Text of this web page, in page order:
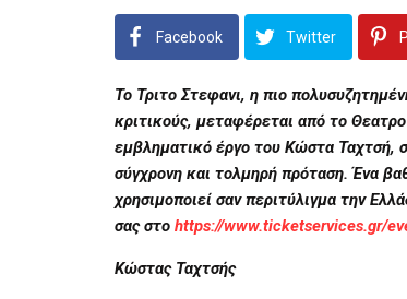
Facebook Twitter
Το Τριτο Στεφανι, η πιο
κριτικούς, μεταφέρεται από το
εμβληματικό έργο του Κώστα Ταχτσή,
σύγχρονη και τολμηρή πρόταση. Ένα
χρησιμοποιεί σαν περιτύλιγμα την
σας στο https://www.ticketservices.gr/
Κώστας Ταχτσής